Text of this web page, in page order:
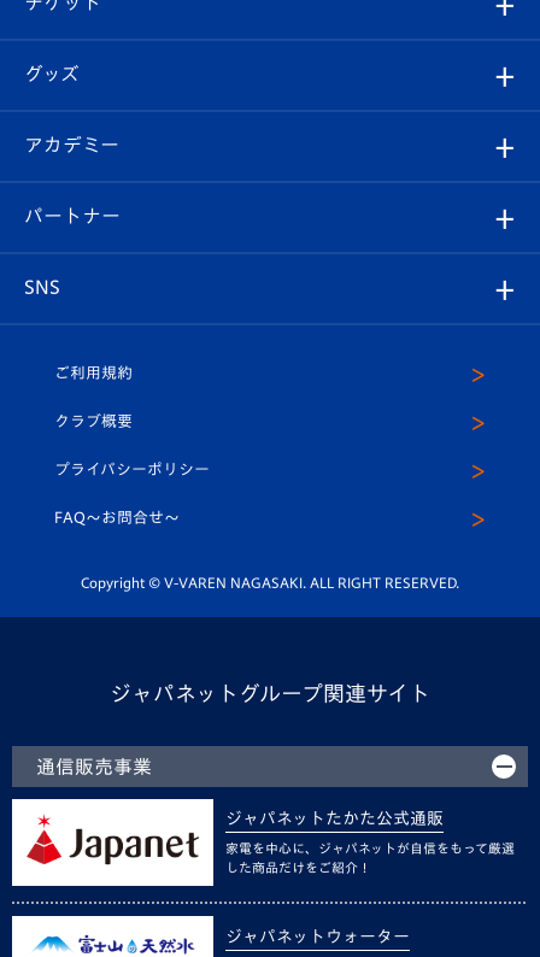
チケット
イベント
メディア
ホームタウン
エンブレム紹介
スタッフプロフィール
マスコット紹介
平和祈念活動
ホームタウン活動
はじめての観戦ガイド
Revive Team
ヴィヴィくんの長崎おもてなしガイド
フォトギャラリー
スタジアムグルメ
チケット
V-LOVERS（ファンクラブ）
プレイヤーズスイート
グッズ
オンラインショップ
店舗情報
アカデミー
育成からのお知らせ
U-18
スクール
パートナー
SNS
ヴィヴィくんインスタグラム
公式LINE＠
ご利用規約
クラブ概要
プライバシーポリシー
FAQ〜お問合せ〜
Copyright © V-VAREN NAGASAKI. ALL RIGHT RESERVED.
ジャパネットグループ関連サイト
通信販売事業
ジャパネットたかた公式通販
家電を中心に、ジャパネットが自信をもって厳選
した商品だけをご紹介！
ジャパネットウォーター